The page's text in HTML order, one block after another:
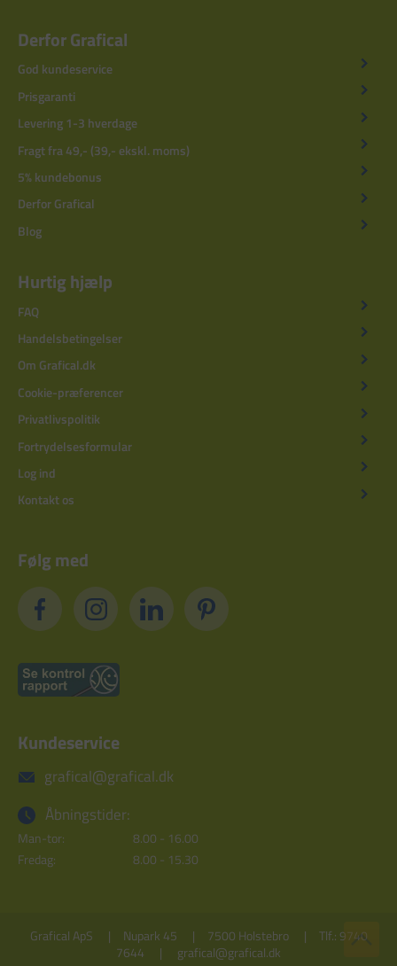
Derfor Grafical
God kundeservice
Prisgaranti
Levering 1-3 hverdage
Fragt fra 49,- (39,- ekskl. moms)
5% kundebonus
Derfor Grafical
Blog
Hurtig hjælp
FAQ
Handelsbetingelser
Om Grafical.dk
Cookie-præferencer
Privatlivspolitik
Fortrydelsesformular
Log ind
Kontakt os
Følg med
Kundeservice
grafical@grafical.dk
Åbningstider:
Man-tor:
8.00 - 16.00
Fredag:
8.00 - 15.30
Grafical ApS Nupark 45 7500 Holstebro
Tlf.: 9740
7644
grafical@grafical.dk